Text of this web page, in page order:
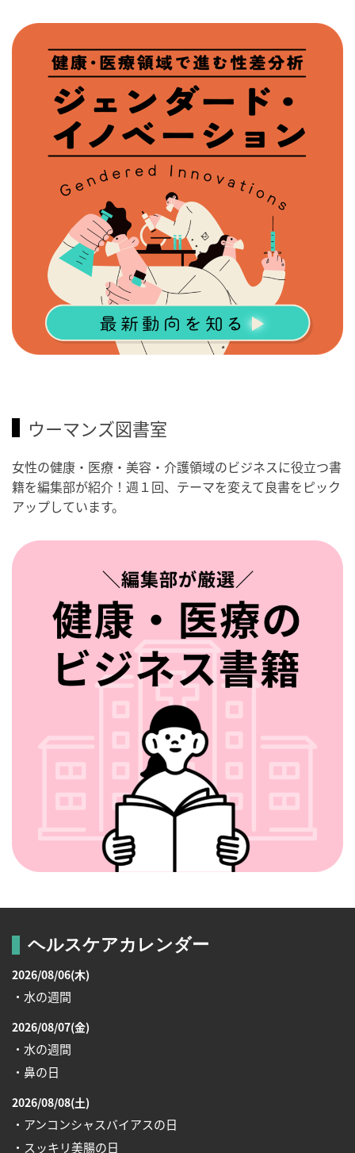
ウーマンズ図書室
女性の健康・医療・美容・介護領域のビジネスに役立つ書
籍を編集部が紹介！週１回、テーマを変えて良書をピック
アップしています。
ヘルスケアカレンダー
2026/08/06(木)
・水の週間
2026/08/07(金)
・水の週間
・鼻の日
2026/08/08(土)
・アンコンシャスバイアスの日
・スッキリ美腸の日